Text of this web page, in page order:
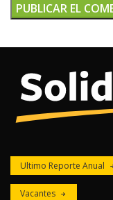
Ultimo Reporte Anual
Vacantes